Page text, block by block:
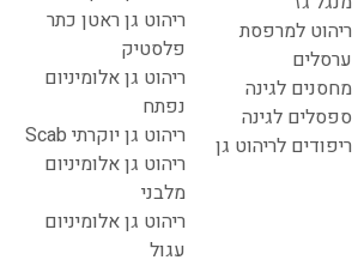
ריהוט למרפסת
ערסלים
מחסנים לגינה
ספסלים לגינה
ריפודים לריהוט גן
ריהוט גן ראטן כתר
פלסטיק
ריהוט גן אלומיניום
נפתח
ריהוט גן יוקרתי Scab
ריהוט גן אלומיניום
מלבני
ריהוט גן אלומיניום
עגול